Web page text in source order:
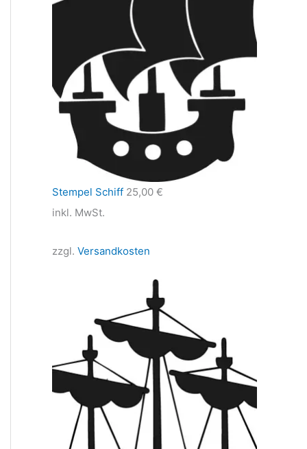
Stempel Schiff 25,00 €
inkl. MwSt.
zzgl. Versandkosten